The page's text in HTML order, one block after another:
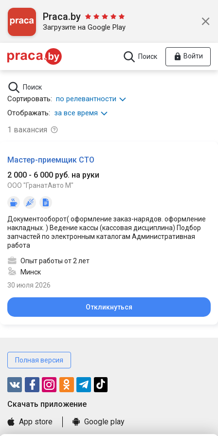
Praca.by
Загрузите на Google Play
Поиск Войти
Поиск
Сортировать: по релевантности
Отображать: за все время
1 вакансия
Мастер-приемщик СТО
2 000 - 6 000 руб. на руки
ООО "ГранатАвто М"
Документооборот( оформление заказ-нарядов. оформление
накладных. ) Ведение кассы (кассовая дисциплина) Подбор
запчастей по электронным каталогам Административная
работа
Опыт работы от 2 лет
Минск
30 июля 2026
Откликнуться
Полная версия
Cкачать приложение
App store
Google play